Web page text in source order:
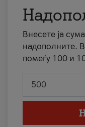
Внесете ја
надополните.
помеѓу 100 и